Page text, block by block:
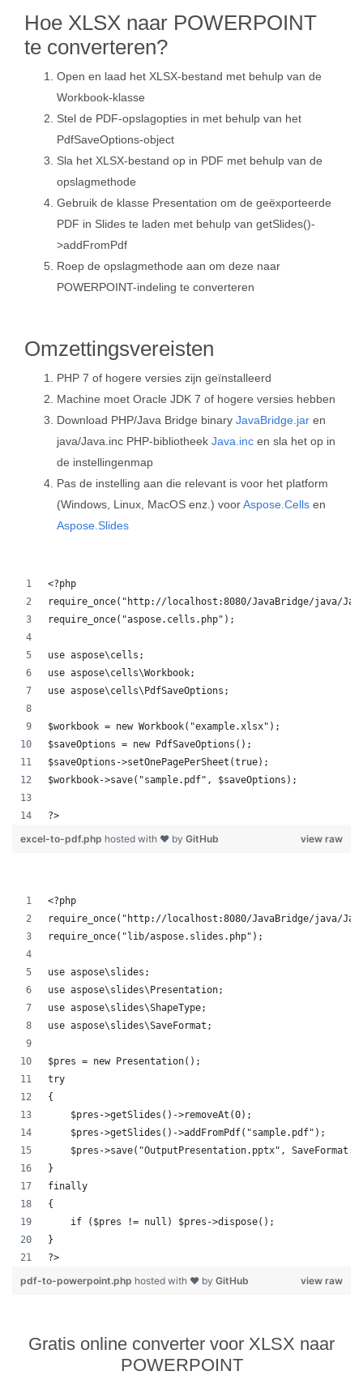
Hoe XLSX naar POWERPOINT
te converteren?
Open en laad het XLSX-bestand met behulp van de
Workbook-klasse
Stel de PDF-opslagopties in met behulp van het
PdfSaveOptions-object
Sla het XLSX-bestand op in PDF met behulp van de
opslagmethode
Gebruik de klasse Presentation om de geëxporteerde
PDF in Slides te laden met behulp van getSlides()-
>addFromPdf
Roep de opslagmethode aan om deze naar
POWERPOINT-indeling te converteren
Omzettingsvereisten
PHP 7 of hogere versies zijn geïnstalleerd
Machine moet Oracle JDK 7 of hogere versies hebben
Download PHP/Java Bridge binary JavaBridge.jar en
java/Java.inc PHP-bibliotheek Java.inc en sla het op in
de instellingenmap
Pas de instelling aan die relevant is voor het platform
(Windows, Linux, MacOS enz.) voorAspose.Cells en
Aspose.Slides
<?php
require_once("http://localhost:8080/JavaBridge/java/
require_once("aspose.cells.php");
use aspose\cells;
use aspose\cells\Workbook;
use aspose\cells\PdfSaveOptions;
$workbook = new Workbook("example.xlsx");
$saveOptions = new PdfSaveOptions();
$saveOptions->setOnePagePerSheet(true);
$workbook->save("sample.pdf", $saveOptions);
?>
view raw
excel-to-pdf.php hosted with ❤ by GitHub
<?php
require_once("http://localhost:8080/JavaBridge/java/
require_once("lib/aspose.slides.php");
use aspose\slides;
use aspose\slides\Presentation;
use aspose\slides\ShapeType;
use aspose\slides\SaveFormat;
$pres = new Presentation();
try
{
    $pres->getSlides()->removeAt(0);
    $pres->getSlides()->addFromPdf("sample.pdf");
$pres->save("OutputPresentation.pptx",
}
finally
{
    if ($pres != null) $pres->dispose();
}
?>
view raw
pdf-to-powerpoint.php hosted with ❤ by GitHub
Gratis online converter voor XLSX naar
POWERPOINT